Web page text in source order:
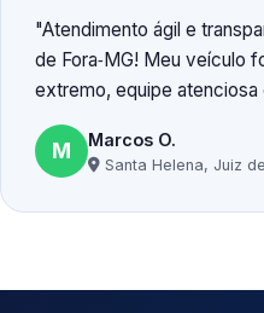
Atendimento ágil e
de Fora‑MG! Meu veículo
extremo, equipe
M Marcos O.
Santa Helena, Juiz